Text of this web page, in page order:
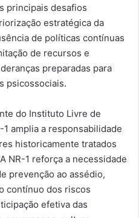
principais desafios
estratégica da
de políticas contínuas
de recursos e
preparadas para
psicossociais.
do Instituto Livre de
amplia a responsabilidade
historicamente tratados
NR-1 reforça a necessidade
prevenção ao assédio,
contínuo dos riscos
efetiva das